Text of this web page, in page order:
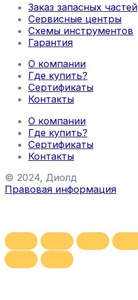
Заказ запасных частей
Сервисные центры
Схемы инструментов
Гарантия
О компании
Где купить?
Сертификаты
Контакты
О компании
Где купить?
Сертификаты
Контакты
© 2024, Диолд
Правовая информация